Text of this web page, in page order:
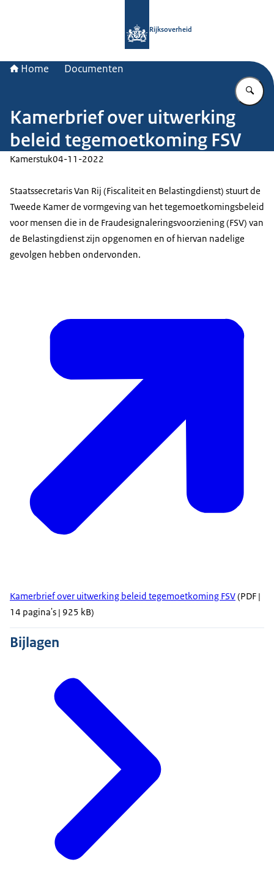
Rijksoverheid
Home Documenten
Kamerbrief over uitwerking
beleid tegemoetkoming FSV
Kamerstuk04-11-2022
Staatssecretaris Van Rij (Fiscaliteit en Belastingdienst) stuurt de
Tweede Kamer de vormgeving van het tegemoetkomingsbeleid
voor mensen die in de Fraudesignaleringsvoorziening (FSV) van
de Belastingdienst zijn opgenomen en of hiervan nadelige
gevolgen hebben ondervonden.
Kamerbrief over uitwerking beleid tegemoetkoming FSV(PDF |
14 pagina's | 925 kB)
Bijlagen